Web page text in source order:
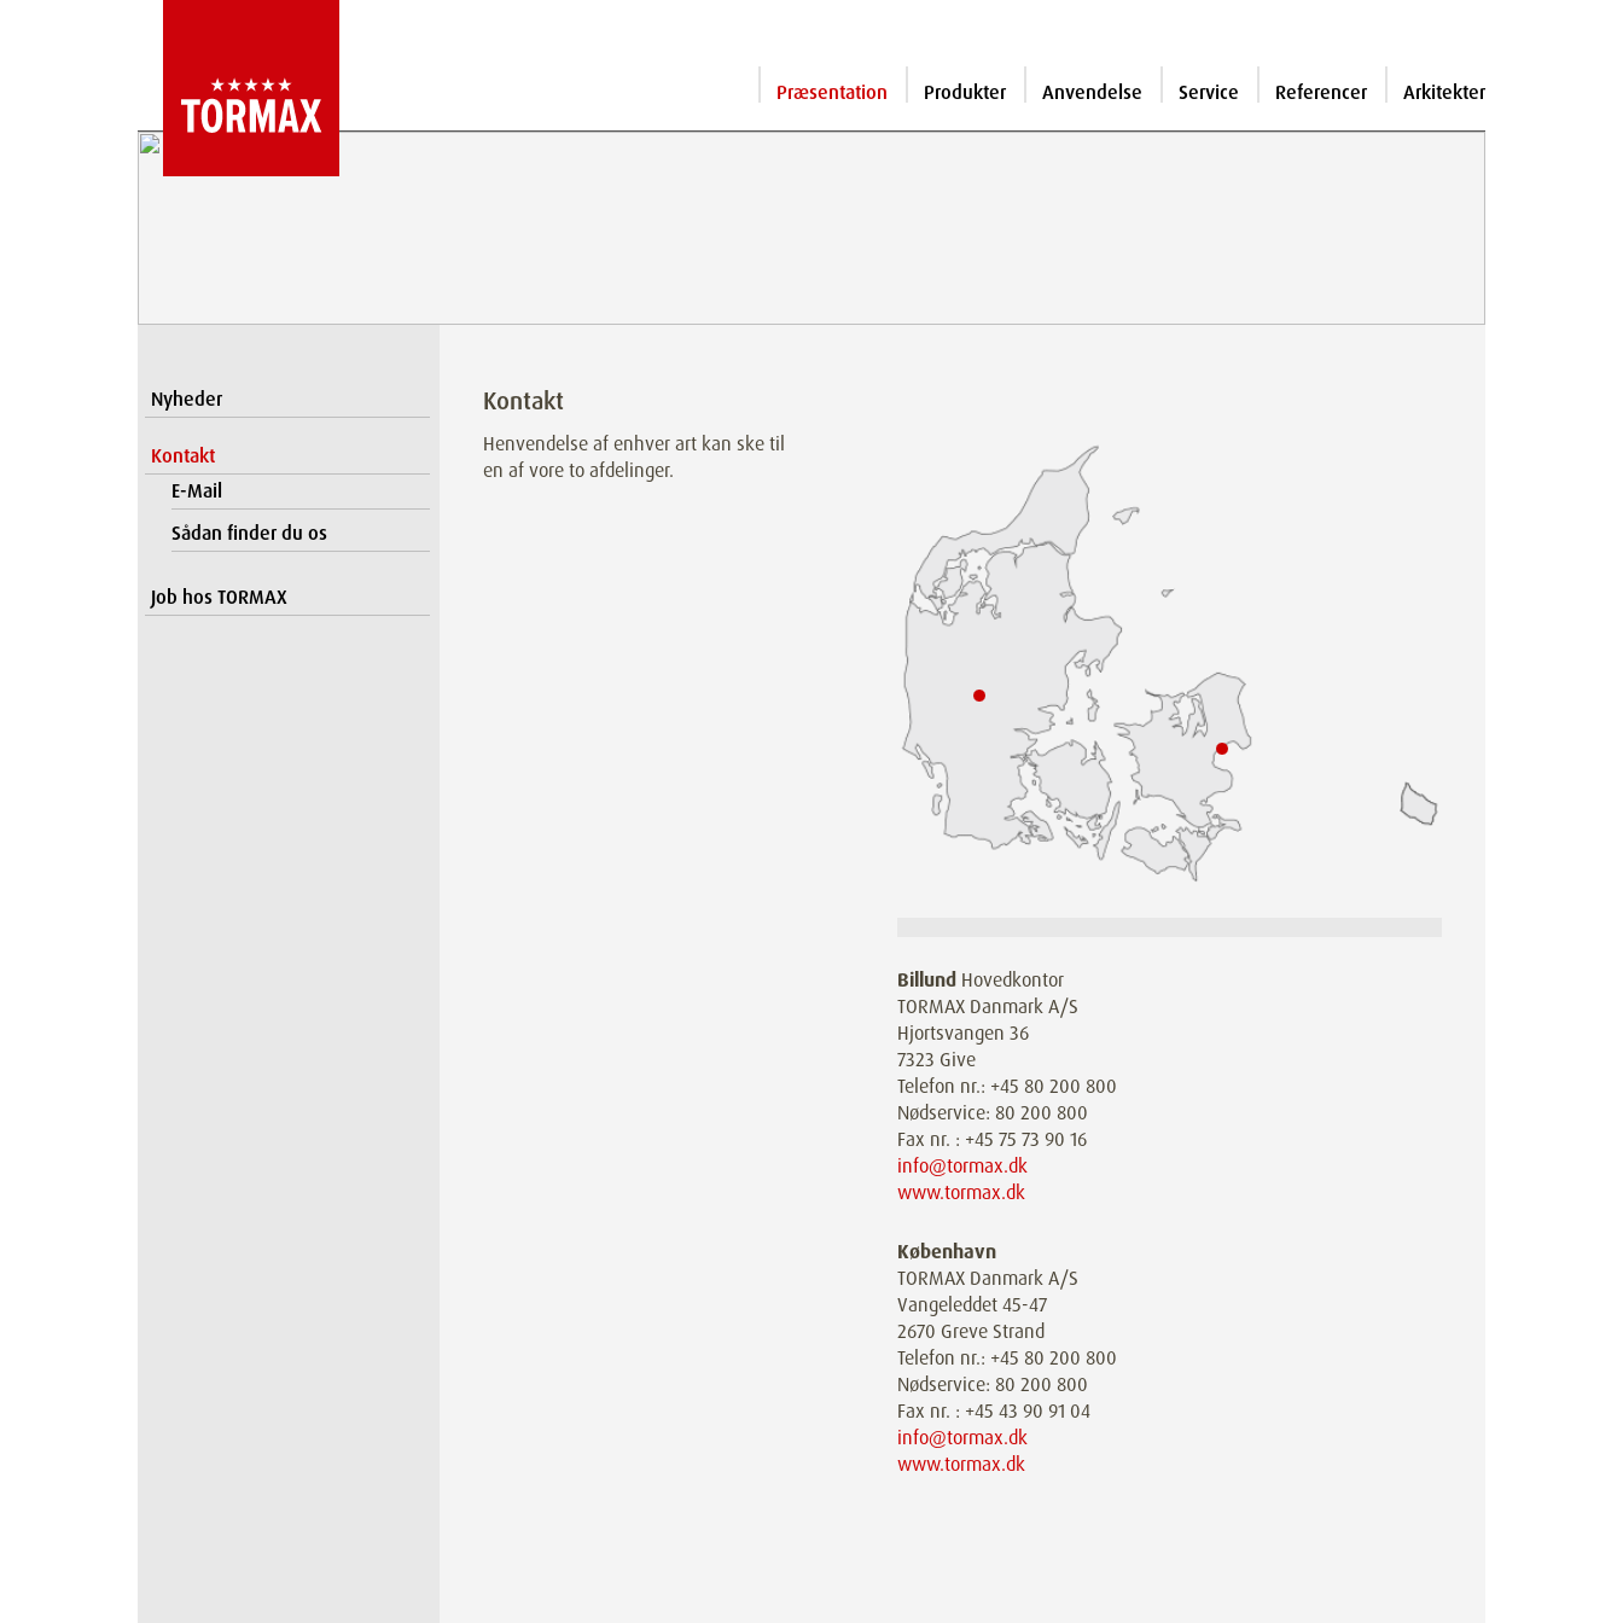
Præsentation Produkter Anvendelse Service Referencer Arkitekter
Nyheder
Kontakt
E-Mail
Sådan finder du os
Job hos TORMAX
Kontakt
Henvendelse af enhver art kan ske til
en af vore to afdelinger.
Billund Hovedkontor
TORMAX Danmark A/S
Hjortsvangen 36
7323 Give
Telefon nr.: +45 80 200 800
Nødservice: 80 200 800
Fax nr. : +45 75 73 90 16
info@tormax.dk
www.tormax.dk
København
TORMAX Danmark A/S
Vangeleddet 45-47
2670 Greve Strand
Telefon nr.: +45 80 200 800
Nødservice: 80 200 800
Fax nr. : +45 43 90 91 04
info@tormax.dk
www.tormax.dk